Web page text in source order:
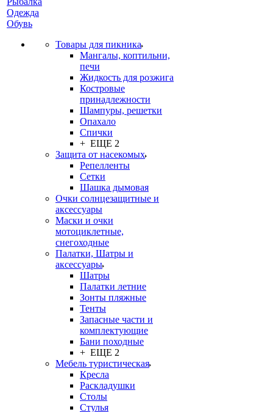
Одежда
Обувь
Товары для пикника
Мангалы, коптильни,
печи
Жидкость для розжига
Костровые
принадлежности
Шампуры, решетки
Опахало
Спички
+ ЕЩЕ 2
Защита от насекомых
Репелленты
Сетки
Шашка дымовая
Очки солнцезащитные и
аксессуары
Маски и очки
мотоциклетные,
снегоходные
Палатки, Шатры и
аксессуары
Шатры
Палатки летние
Зонты пляжные
Тенты
Запасные части и
комплектующие
Бани походные
+ ЕЩЕ 2
Мебель туристическая
Кресла
Раскладушки
Столы
Стулья